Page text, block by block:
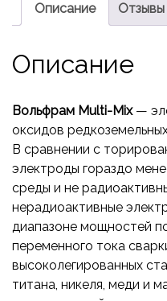
Описание Отзывы
Описание
Вольфрам Multi-Mix—
оксидов
В сравнении с
электроды гораздо
среды и не
нерадиоактивные
диапазоне мощностей
переменного тока
высоколегированных
титана, никеля, меди и